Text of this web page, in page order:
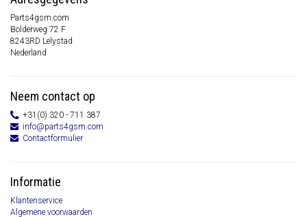
Parts4gsm.com
Bolderweg 72 F
8243RD Lelystad
Nederland
Neem contact op
+31(0) 320 - 711 387
info@parts4gsm.com
Contactformulier
Informatie
Klantenservice
Algemene voorwaarden